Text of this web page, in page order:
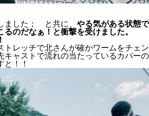
ました； と共に、 やる気がある状態で
るのだなぁ！と衝撃を受けました。
トレッチで北さんが確かワームをチェン
ャストで流れの当たっているカバーの
と！！